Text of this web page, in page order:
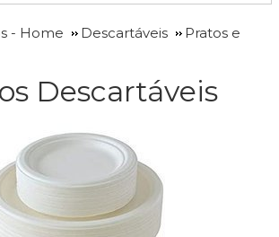
- Home Descartáveis
Pratos e
Descartáveis